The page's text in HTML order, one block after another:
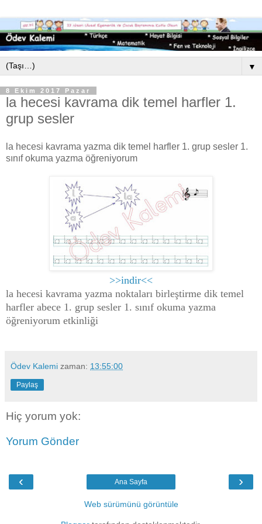
▼
8 Ekim 2017 Pazar
la hecesi kavrama dik temel harfler 1.
grup sesler
la hecesi kavrama yazma dik temel harfler 1. grup sesler 1.
sınıf okuma yazma öğreniyorum
>>indir<<
la hecesi kavrama yazma noktaları birleştirme dik temel
harfler abece 1. grup sesler 1. sınıf okuma yazma
öğreniyorum etkinliği
Ödev Kalemi zaman: 13:55:00
Paylaş
Hiç yorum yok:
Yorum Gönder
‹ ›
Ana Sayfa
Web sürümünü görüntüle